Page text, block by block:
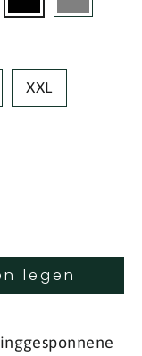
XXL
legen